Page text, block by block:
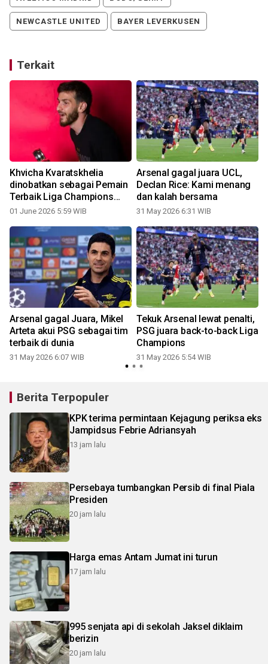
NEWCASTLE UNITED BAYER LEVERKUSEN
Terkait
Khvicha Kvaratskhelia
dinobatkan sebagai Pemain
Terbaik Liga Champions
2025/26
01 June 2026 5:59 WIB
Arsenal gagal juara UCL,
Declan Rice: Kami menang
dan kalah bersama
31 May 2026 6:31 WIB
Arsenal gagal Juara, Mikel
Arteta akui PSG sebagai tim
terbaik di dunia
31 May 2026 6:07 WIB
Tekuk Arsenal lewat penalti,
PSG juara back-to-back Liga
Champions
31 May 2026 5:54 WIB
Berita Terpopuler
KPK terima permintaan Kejagung periksa eks
Jampidsus Febrie Adriansyah
13 jam lalu
Persebaya tumbangkan Persib di final Piala
Presiden
20 jam lalu
Harga emas Antam Jumat ini turun
17 jam lalu
995 senjata api di sekolah Jaksel diklaim
berizin
20 jam lalu